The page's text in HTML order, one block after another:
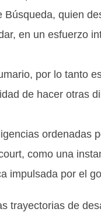
quien
en un esfuerzo
por lo tanto
de hacer otras
ordenadas
como una
impulsada por el
trayectorias de